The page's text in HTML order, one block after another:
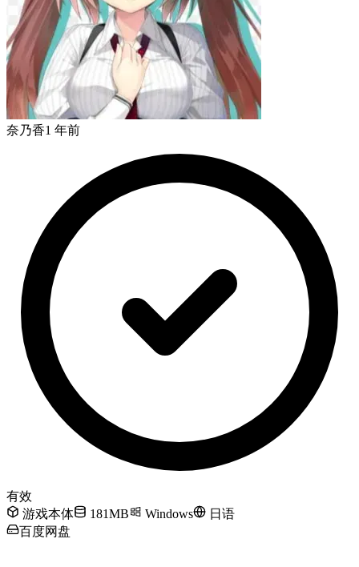
奈乃香1 年前
有效
游戏本体
181MB Windows
日语
百度网盘